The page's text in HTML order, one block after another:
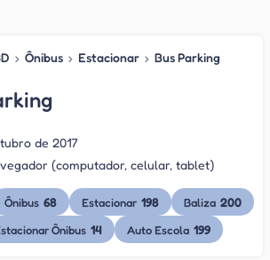
› Ônibus › Estacionar › Bus Parking
de 2017
(computador, celular, tablet)
Ônibus 68 Estacionar 198 Baliza 200
Ônibus 14 Auto Escola 199